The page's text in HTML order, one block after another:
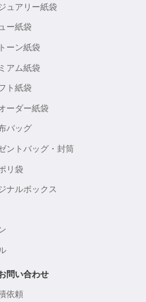
ュアリー紙袋
ー紙袋
ーン紙袋
アム紙袋
ト紙袋
ーダー紙袋
バッグ
ントバッグ・封筒
リ袋
ナルボックス
問い合わせ
依頼